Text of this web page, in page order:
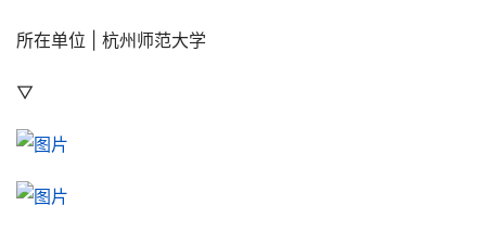
所在单位 | 杭州师范大学
▽